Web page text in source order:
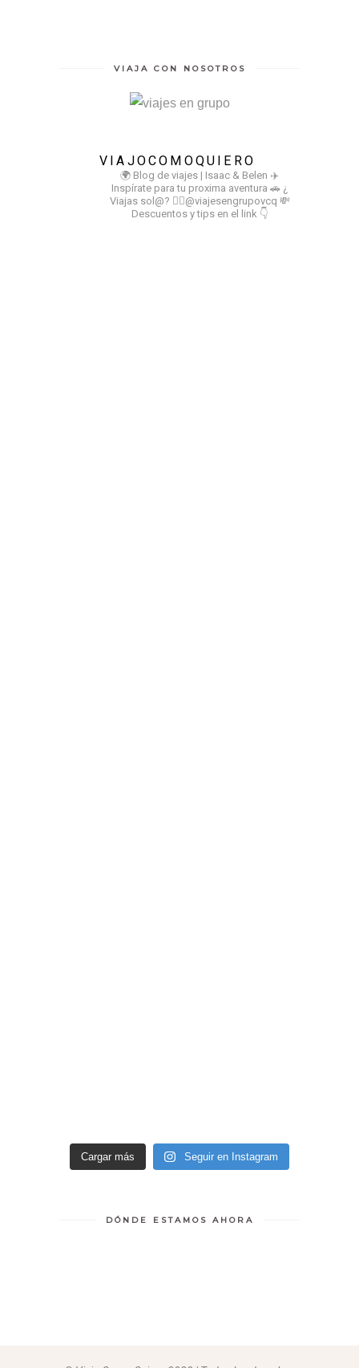
VIAJA CON NOSOTROS
VIAJOCOMOQUIERO
🌍 Blog de viajes | Isaac & Belen ✈️
Inspírate para tu proxima aventura 🚗 ¿
Viajas sol@? 👉🏻@viajesengrupovcq 💸
Descuentos y tips en el link 👇
Cargar más Seguir en Instagram
DÓNDE ESTAMOS AHORA